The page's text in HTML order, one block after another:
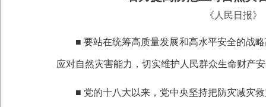
《人民日报》
■ 要站在统筹高质量发展和高水平安全的战
应对自然灾害能力，切实维护人民群众生命财产
■ 党的十八大以来，党中央坚持把防灾减灾